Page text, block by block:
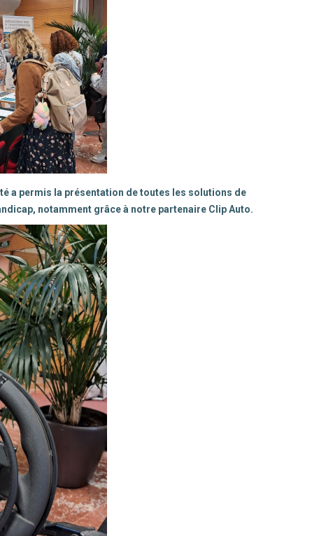
a permis la présentation de toutes les solutions de
notamment grâce à notre partenaire Clip Auto.